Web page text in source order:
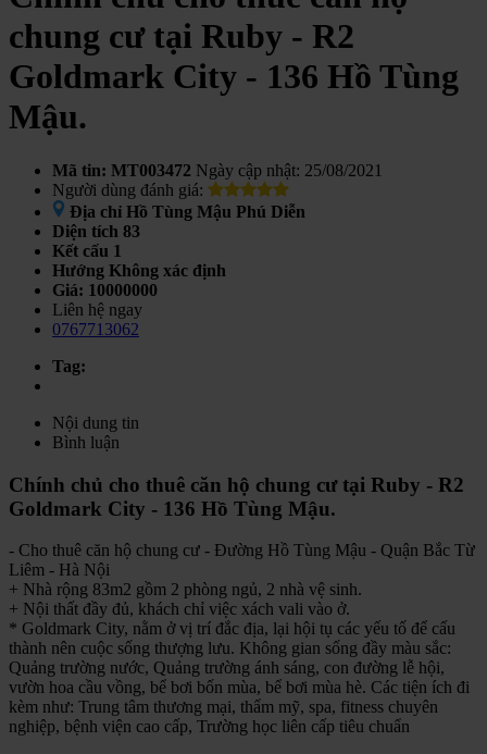
chung cư tại Ruby - R2
Goldmark City - 136 Hồ Tùng
Mậu.
Mã tin: MT003472 Ngày cập nhật: 25/08/2021
Người dùng đánh giá:
Địa chỉ Hồ Tùng Mậu Phú Diễn
Diện tích 83
Kết cấu 1
Hướng Không xác định
Giá: 10000000
Liên hệ ngay
0767713062
Tag:
Nội dung tin
Bình luận
Chính chủ cho thuê căn hộ chung cư tại Ruby - R2
Goldmark City - 136 Hồ Tùng Mậu.
- Cho thuê căn hộ chung cư - Đường Hồ Tùng Mậu - Quận Bắc Từ
Liêm - Hà Nội
+ Nhà rộng 83m2 gồm 2 phòng ngủ, 2 nhà vệ sinh.
+ Nội thất đầy đủ, khách chỉ việc xách vali vào ở.
* Goldmark City, nằm ở vị trí đắc địa, lại hội tụ các yếu tố để cấu
thành nên cuộc sống thượng lưu. Không gian sống đầy màu sắc:
Quảng trường nước, Quảng trường ánh sáng, con đường lễ hội,
vườn hoa cầu vồng, bể bơi bốn mùa, bể bơi mùa hè. Các tiện ích đi
kèm như: Trung tâm thương mại, thẩm mỹ, spa, fitness chuyên
nghiệp, bệnh viện cao cấp, Trường học liên cấp tiêu chuẩn